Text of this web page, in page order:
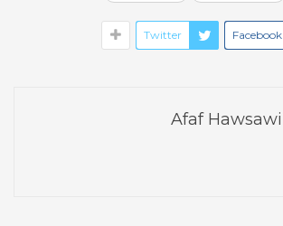
Facebook
Twitter
Afaf Hawsawi